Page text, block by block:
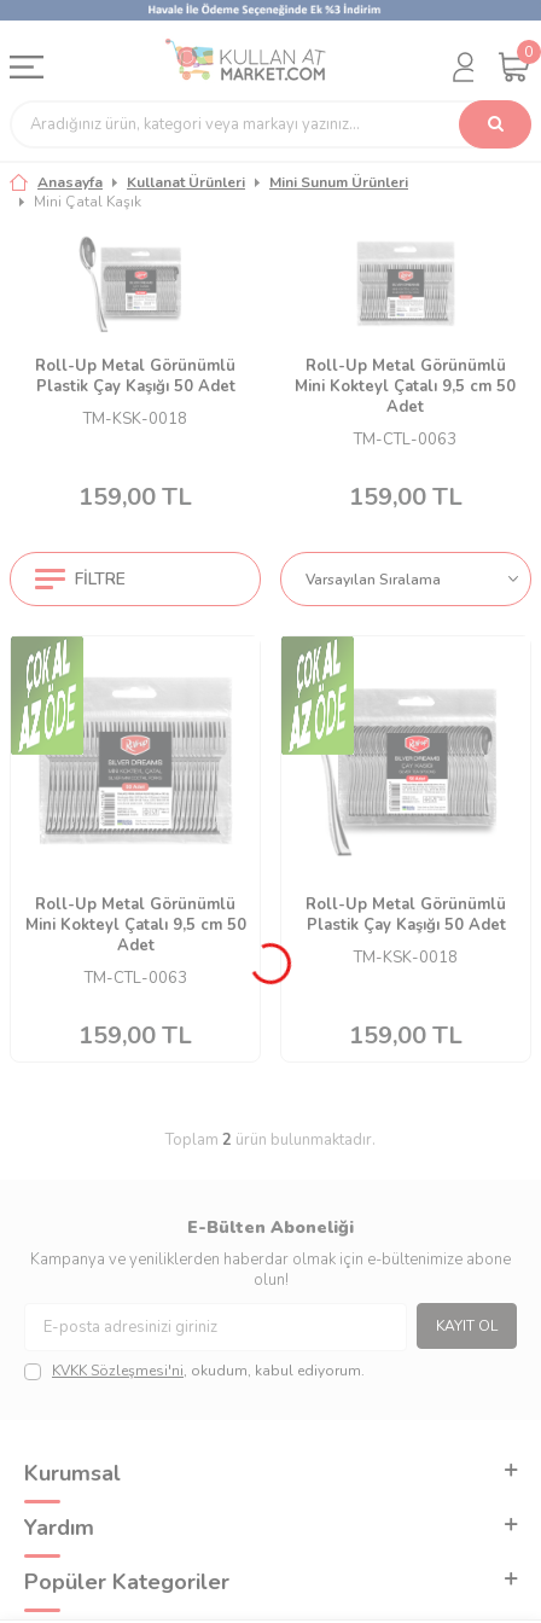
0
Anasayfa Kullanat Ürünleri
Mini Sunum Ürünleri
Mini Çatal Kaşık
Roll-Up Metal Görünümlü
Plastik Çay Kaşığı 50 Adet
TM-KSK-0018
159,00TL
Roll-Up Metal Görünümlü
Mini Kokteyl Çatalı 9,5 cm 50
Adet
TM-CTL-0063
159,00TL
FILTRE
Roll-Up Metal Görünümlü
Mini Kokteyl Çatalı 9,5 cm 50
Adet
TM-CTL-0063
159,00TL
Roll-Up Metal Görünümlü
Plastik Çay Kaşığı 50 Adet
TM-KSK-0018
159,00TL
Toplam 2 ürün bulunmaktadır.
E-Bülten Aboneliği
Kampanya ve yeniliklerden haberdar olmak için e-bültenimize abone
olun!
KAYIT OL
KVKK Sözleşmesi'ni, okudum, kabul ediyorum.
Kurumsal
Yardım
Popüler Kategoriler